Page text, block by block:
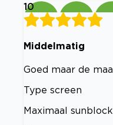
10
Middelmatig
Goed maar de
Type screen
Maximaal sunblock